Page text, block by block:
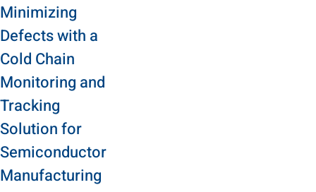
Minimizing
Defects with a
Cold Chain
Monitoring and
Tracking
Solution for
Semiconductor
Manufacturing